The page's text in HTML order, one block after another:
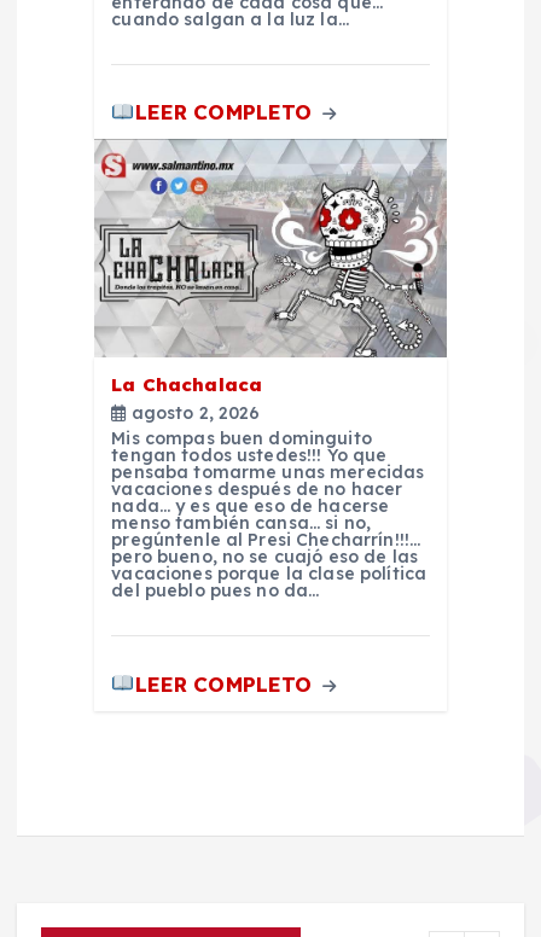
cuando salgan a la luz la…
LEER COMPLETO
La Chachalaca
agosto 2, 2026
Mis compas buen dominguito
tengan todos ustedes!!! Yo que
pensaba tomarme unas merecidas
vacaciones después de no hacer
nada… y es que eso de hacerse
menso también cansa… si no,
pregúntenle al Presi Checharrín!!!…
pero bueno, no se cuajó eso de las
vacaciones porque la clase política
del pueblo pues no da…
LEER COMPLETO